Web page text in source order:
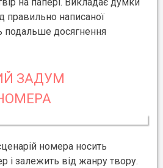
правильно написаної
подальше досягнення
ЗАДУМ
номера носить
і залежить від жанру твору.